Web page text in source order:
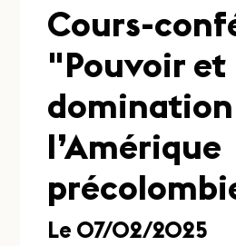
Cours-
"Pouvoir et
l’Amérique
Le 07/02/2025